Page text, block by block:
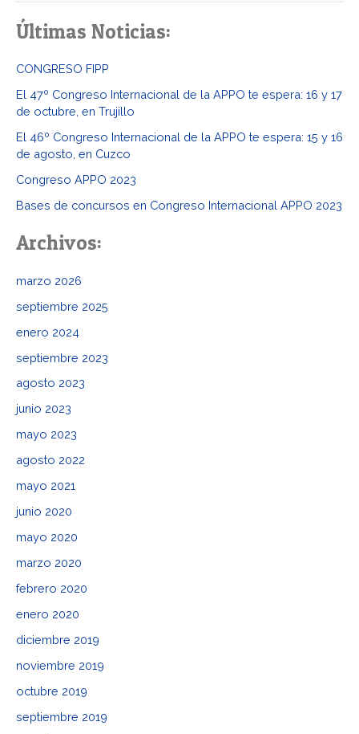
s
o
r
:
Últimas Noticias:
CONGRESO FIPP
El 47º Congreso Internacional de la APPO te espera: 16 y 17
de octubre, en Trujillo
El 46º Congreso Internacional de la APPO te espera: 15 y 16
de agosto, en Cuzco
Congreso APPO 2023
Bases de concursos en Congreso Internacional APPO 2023
Archivos:
marzo 2026
septiembre 2025
enero 2024
septiembre 2023
agosto 2023
junio 2023
mayo 2023
agosto 2022
mayo 2021
junio 2020
mayo 2020
marzo 2020
febrero 2020
enero 2020
diciembre 2019
noviembre 2019
octubre 2019
septiembre 2019